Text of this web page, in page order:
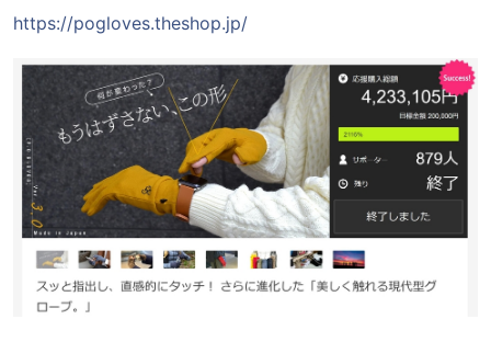
https://pogloves.theshop.jp/